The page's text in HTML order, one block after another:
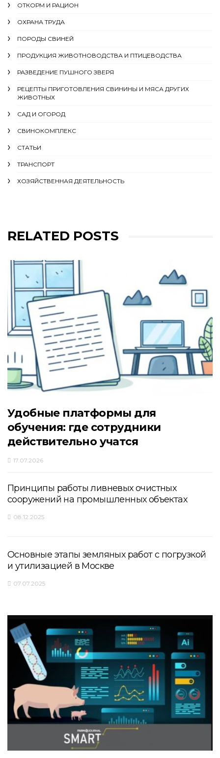
ОТКОРМ И РАЦИОН
ОХРАНА ТРУДА
ПОРОДЫ СВИНЕЙ
ПРОДУКЦИЯ ЖИВОТНОВОДСТВА И ПТИЦЕВОДСТВА
РАЗВЕДЕНИЕ ПУШНОГО ЗВЕРЯ
РЕЦЕПТЫ ПРИГОТОВЛЕНИЯ СВИНИНЫ И МЯСА ДРУГИХ
ЖИВОТНЫХ
САД И ОГОРОД
СВИНОКОМПЛЕКС
СТАТЬИ
ТРАНСПОРТ
ХОЗЯЙСТВЕННАЯ ДЕЯТЕЛЬНОСТЬ
RELATED POSTS
Удобные платформы для
обучения: где сотрудники
действительно учатся
17.07.2026
Принципы работы ливневых очистных
сооружений на промышленных объектах
08.12.2025
Основные этапы земляных работ с погрузкой
и утилизацией в Москве
07.07.2025